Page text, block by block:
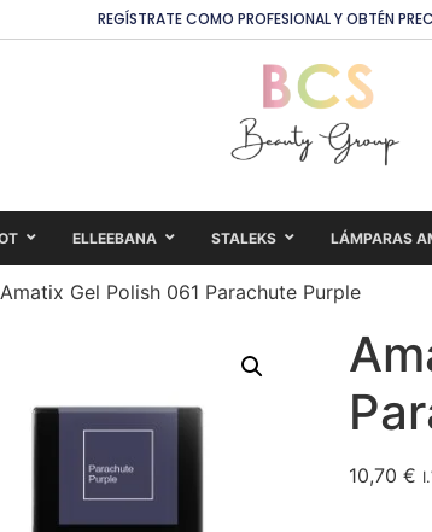
REGÍSTRATE COMO PROFESIONAL Y OBTÉN
ELLEEBANA STALEKS LÁMPARAS
Gel Polish 061 Parachute Purple
10,70 €